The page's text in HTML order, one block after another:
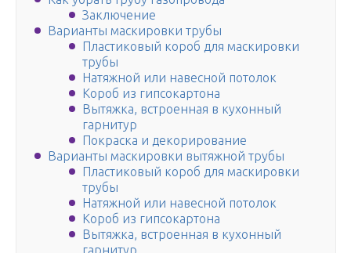
Заключение
Варианты маскировки трубы
Пластиковый короб для маскировки
трубы
Натяжной или навесной потолок
Короб из гипсокартона
Вытяжка, встроенная в кухонный
гарнитур
Покраска и декорирование
Варианты маскировки вытяжной трубы
Пластиковый короб для маскировки
трубы
Натяжной или навесной потолок
Короб из гипсокартона
Вытяжка, встроенная в кухонный
гарнитур